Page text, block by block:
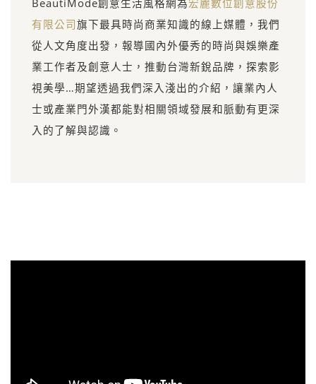
BeautiMode創意生活風格網為宏麗數位創意股份
有限公司旗下最具時尚商業知識的線上媒體，我們
從人文角度出發，報導國內外優秀的時尚與娛樂產
業工作者及創意人士，推動台灣新銳品牌，探索影
視美學…期望透過我們深入淺出的介紹，讓業內人
士或產業門外漢都能對相關領域發展和脈動有更深
入的了解與認識。